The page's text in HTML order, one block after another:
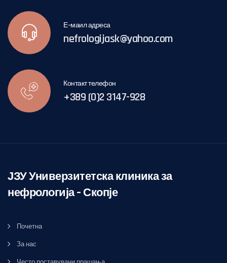
Е-маил адреса
nefrologijask@yahoo.com
Контакт телефон
+389 (0)2 3147-928
ЈЗУ Универзитетска клиника за
нефрологија – Скопје
Почетна
За нас